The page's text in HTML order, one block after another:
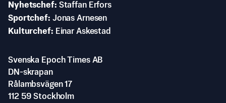
Nyhetschef Staffan Erfors
Sportchef Jonas Arnesen
Kulturchef
Einar Askestad
Svenska Epoch Times AB
DN-skrapan
Rålambsvägen 17
112 59 Stockholm